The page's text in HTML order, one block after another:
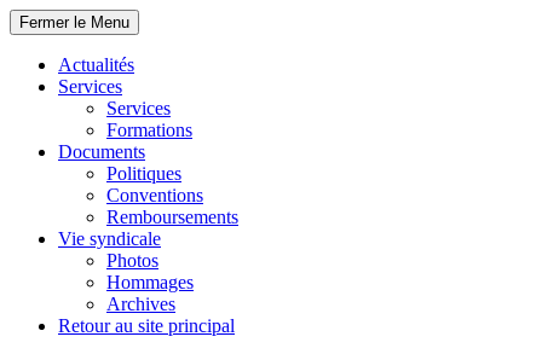
Fermer le Menu
Actualités
Services
Services
Formations
Documents
Politiques
Conventions
Remboursements
Vie syndicale
Photos
Hommages
Archives
Retour au site principal